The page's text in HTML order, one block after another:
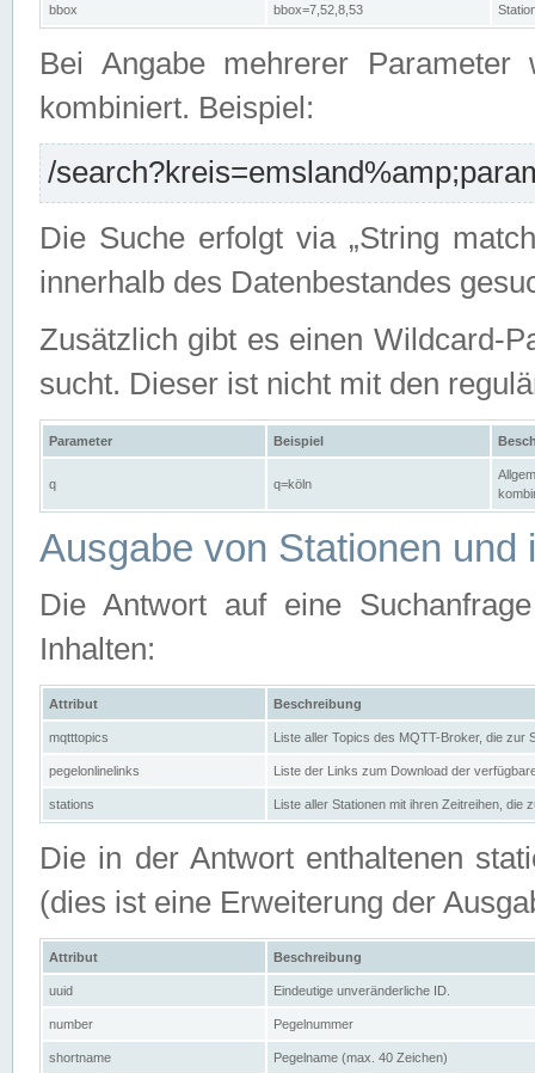
bbox bbox=7,52,8,53
Bei Angabe mehrerer Parameter
kombiniert. Beispiel:
/
Die Suche erfolgt via „String
innerhalb des Datenbestandes
Zusätzlich gibt es einen Wildcard-
sucht. Dieser ist nicht mit den
Parameter Beispiel
q q=köln
Ausgabe von Stationen und
Die Antwort auf eine
Inhalten:
Attribut Beschreibung
mqtttopics Liste aller Topics des MQTT-Broker, die zur
pegelonlinelinks Liste der Links zum Download der
stations Liste aller Stationen mit ihren Zeitreihen, die
Die in der Antwort enthaltenen
(dies ist eine Erweiterung der
Attribut Beschreibung
uuid Eindeutige unveränderliche ID.
number Pegelnummer
shortname Pegelname (max. 40 Zeichen)